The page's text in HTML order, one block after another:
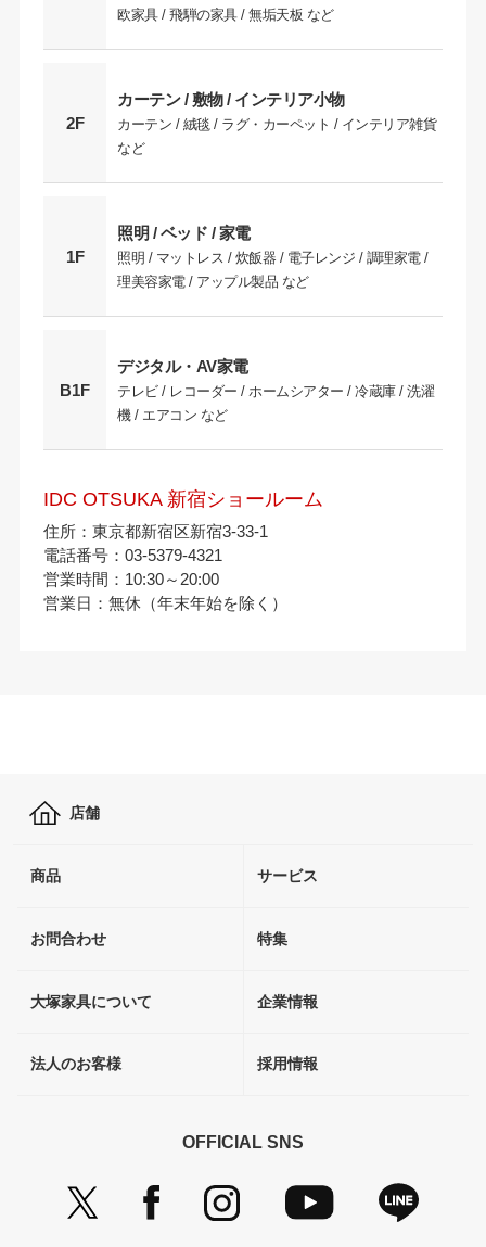
欧家具 / 飛騨の家具 / 無垢天板 など
2F
カーテン / 敷物 / インテリア小物
カーテン / 絨毯 / ラグ・カーペット / インテリア雑貨
など
1F
照明 / ベッド / 家電
照明 / マットレス / 炊飯器 / 電子レンジ / 調理家電 /
理美容家電 / アップル製品 など
B1F
デジタル・AV家電
テレビ / レコーダー / ホームシアター / 冷蔵庫 / 洗濯
機 / エアコン など
IDC OTSUKA 新宿ショールーム
住所：東京都新宿区新宿3-33-1
電話番号：03-5379-4321
営業時間：10:30～20:00
営業日：無休（年末年始を除く）
店舗
商品 サービス
お問合わせ 特集
大塚家具について 企業情報
法人のお客様 採用情報
OFFICIAL SNS